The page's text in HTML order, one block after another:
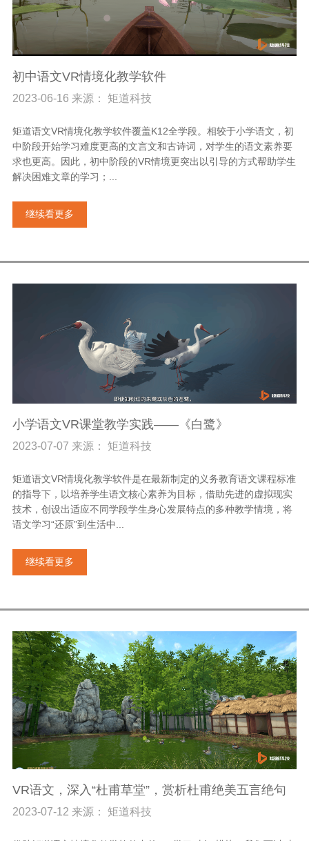
初中语文VR情境化教学软件
2023-06-16 来源： 矩道科技
矩道语文VR情境化教学软件覆盖K12全学段。相较于小学语文，初
中阶段开始学习难度更高的文言文和古诗词，对学生的语文素养要
求也更高。因此，初中阶段的VR情境更突出以引导的方式帮助学生
解决困难文章的学习；...
继续看更多
小学语文VR课堂教学实践——《白鹭》
2023-07-07 来源： 矩道科技
矩道语文VR情境化教学软件是在最新制定的义务教育语文课程标准
的指导下，以培养学生语文核心素养为目标，借助先进的虚拟现实
技术，创设出适应不同学段学生身心发展特点的多种教学情境，将
语文学习“还原”到生活中...
继续看更多
VR语文，深入“杜甫草堂”，赏析杜甫绝美五言绝句
2023-07-12 来源： 矩道科技